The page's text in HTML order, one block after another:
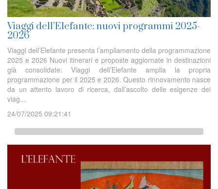
Viaggi dell’Elefante: nuovi programmi 2025-
2026
Viaggi dell’Elefante presenta l’ampliamento della programmazione
2025 e 2026 Nuovi itinerari e proposte aggiornate in destinazioni
già consolidate: Viaggi dell’Elefante amplia la propria
programmazione per il 2025 e 2026. Questo rinnovamento nasce
da un attento lavoro di ricerca, dall’ascolto delle esigenze dei
viag...
24/07/2025 09:21:41